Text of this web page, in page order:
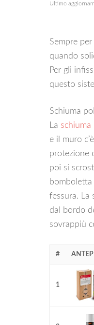
Ultimo
Sempre
quando
Per gli
questo
Schiuma
La schiuma
e il muro
protezione
poi si
fessura. La
dal bordo
sovrappiù
#
1